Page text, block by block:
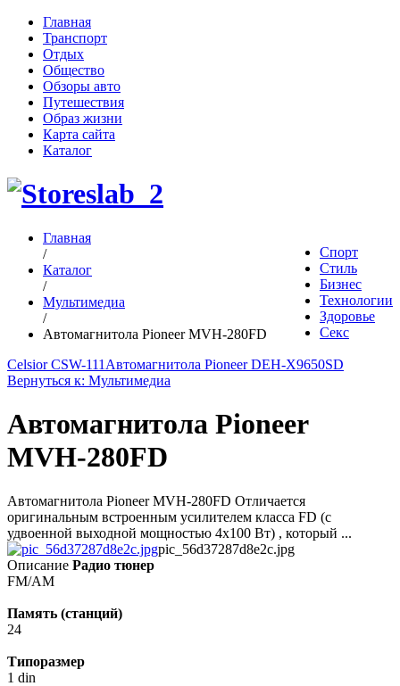
Главная
Транспорт
Отдых
Общество
Обзоры авто
Путешествия
Образ жизни
Карта сайта
Каталог
Спорт
Стиль
Бизнес
Технологии
Здоровье
Секс
Главная
/
Каталог
/
Мультимедиа
/
Автомагнитола Pioneer MVH-280FD
Celsior CSW-111 Автомагнитола Pioneer DEH-X9650SD
Вернуться к: Мультимедиа
Автомагнитола Pioneer
MVH-280FD
Автомагнитола Pioneer MVH-280FD Отличается
оригинальным встроенным усилителем класса FD (с
удвоенной выходной мощностью 4х100 Вт) , который ...
pic_56d37287d8e2c.jpg
Описание Радио тюнер
FM/AM
Память (станций)
24
Типоразмер
1 din